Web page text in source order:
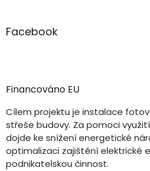
Facebook
Financováno EU
Cílem projektu je instalace
střeše budovy. Za pomoci
dojde ke snížení energetické
optimalizaci zajištění elektrické
podnikatelskou činnost.